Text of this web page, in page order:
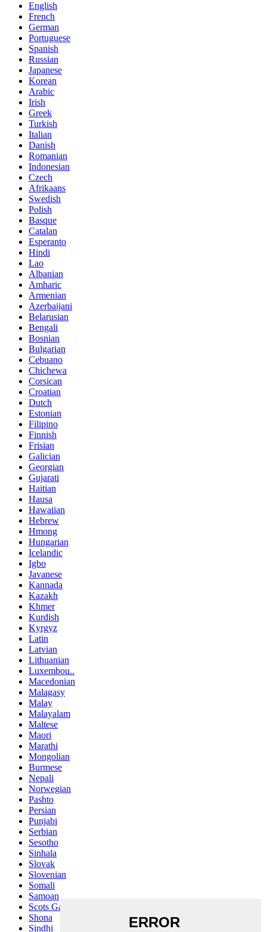
English
French
German
Portuguese
Spanish
Russian
Japanese
Korean
Arabic
Irish
Greek
Turkish
Italian
Danish
Romanian
Indonesian
Czech
Afrikaans
Swedish
Polish
Basque
Catalan
Esperanto
Hindi
Lao
Albanian
Amharic
Armenian
Azerbaijani
Belarusian
Bengali
Bosnian
Bulgarian
Cebuano
Chichewa
Corsican
Croatian
Dutch
Estonian
Filipino
Finnish
Frisian
Galician
Georgian
Gujarati
Haitian
Hausa
Hawaiian
Hebrew
Hmong
Hungarian
Icelandic
Igbo
Javanese
Kannada
Kazakh
Khmer
Kurdish
Kyrgyz
Latin
Latvian
Lithuanian
Luxembou..
Macedonian
Malagasy
Malay
Malayalam
Maltese
Maori
Marathi
Mongolian
Burmese
Nepali
Norwegian
Pashto
Persian
Punjabi
Serbian
Sesotho
Sinhala
Slovak
Slovenian
Somali
Samoan
Scots Gaelic
Shona
Sindhi